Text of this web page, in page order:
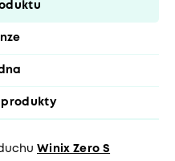
produkty
Winix Zero S